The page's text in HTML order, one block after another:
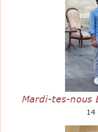
Mardi-tes-nous